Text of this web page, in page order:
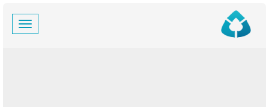
Toggle
navigation